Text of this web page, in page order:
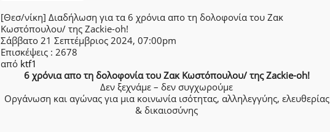
[Θεσ/νίκη] Διαδήλωση για τα 6 χρόνια απο τη δολοφονία του Ζακ
Κωστόπουλου/ της Zackie-oh!
Σάββατο 21 Σεπτέμβριος 2024, 07:00pm
Επισκέψεις : 2678
από ktf1
6 χρόνια απο τη δολοφονία του Ζακ Κωστόπουλου/ της Zackie-oh!
Δεν ξεχνάμε – δεν συγχωρούμε
Οργάνωση και αγώνας για μια κοινωνία ισότητας, αλληλεγγύης, ελευθερίας
& δικαιοσύνης